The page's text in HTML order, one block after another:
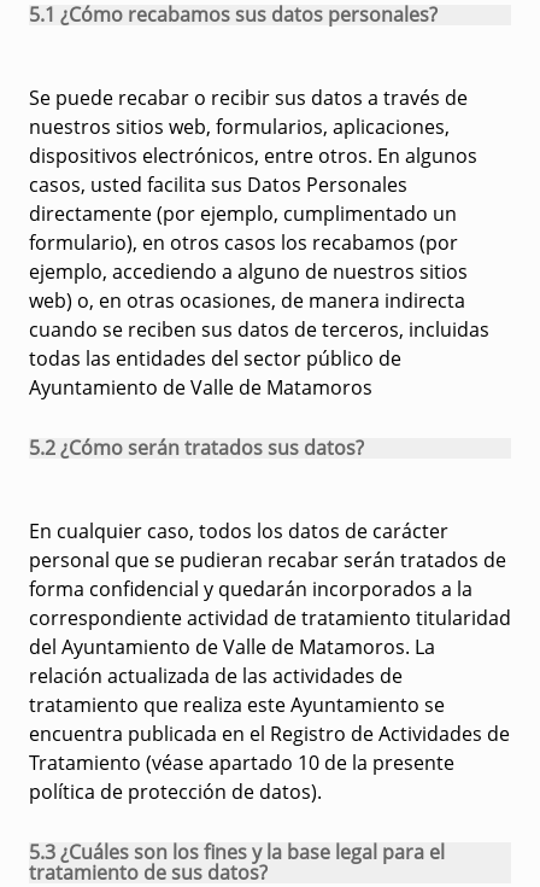
5.1 ¿Cómo recabamos sus datos personales?
Se puede recabar o recibir sus datos a través de
nuestros sitios web, formularios, aplicaciones,
dispositivos electrónicos, entre otros. En algunos
casos, usted facilita sus Datos Personales
directamente (por ejemplo, cumplimentado un
formulario), en otros casos los recabamos (por
ejemplo, accediendo a alguno de nuestros sitios
web) o, en otras ocasiones, de manera indirecta
cuando se reciben sus datos de terceros, incluidas
todas las entidades del sector público de
Ayuntamiento de Valle de Matamoros
5.2 ¿Cómo serán tratados sus datos?
En cualquier caso, todos los datos de carácter
personal que se pudieran recabar serán tratados de
forma confidencial y quedarán incorporados a la
correspondiente actividad de tratamiento titularidad
del Ayuntamiento de Valle de Matamoros. La
relación actualizada de las actividades de
tratamiento que realiza este Ayuntamiento se
encuentra publicada en el Registro de Actividades de
Tratamiento (véase apartado 10 de la presente
política de protección de datos).
5.3 ¿Cuáles son los fines y la base legal para el
tratamiento de sus datos?